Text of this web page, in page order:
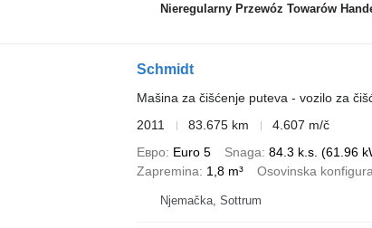
Nieregularny Przewóz Towarów
Schmidt
Mašina za čišćenje puteva - vozilo za
2011
83.675 km
4.607 m/č
Евро
Euro 5 Snaga 84.3 k.s. (61.96
Zapremina
1,8 m³ Osovinska
Njemačka, Sottrum